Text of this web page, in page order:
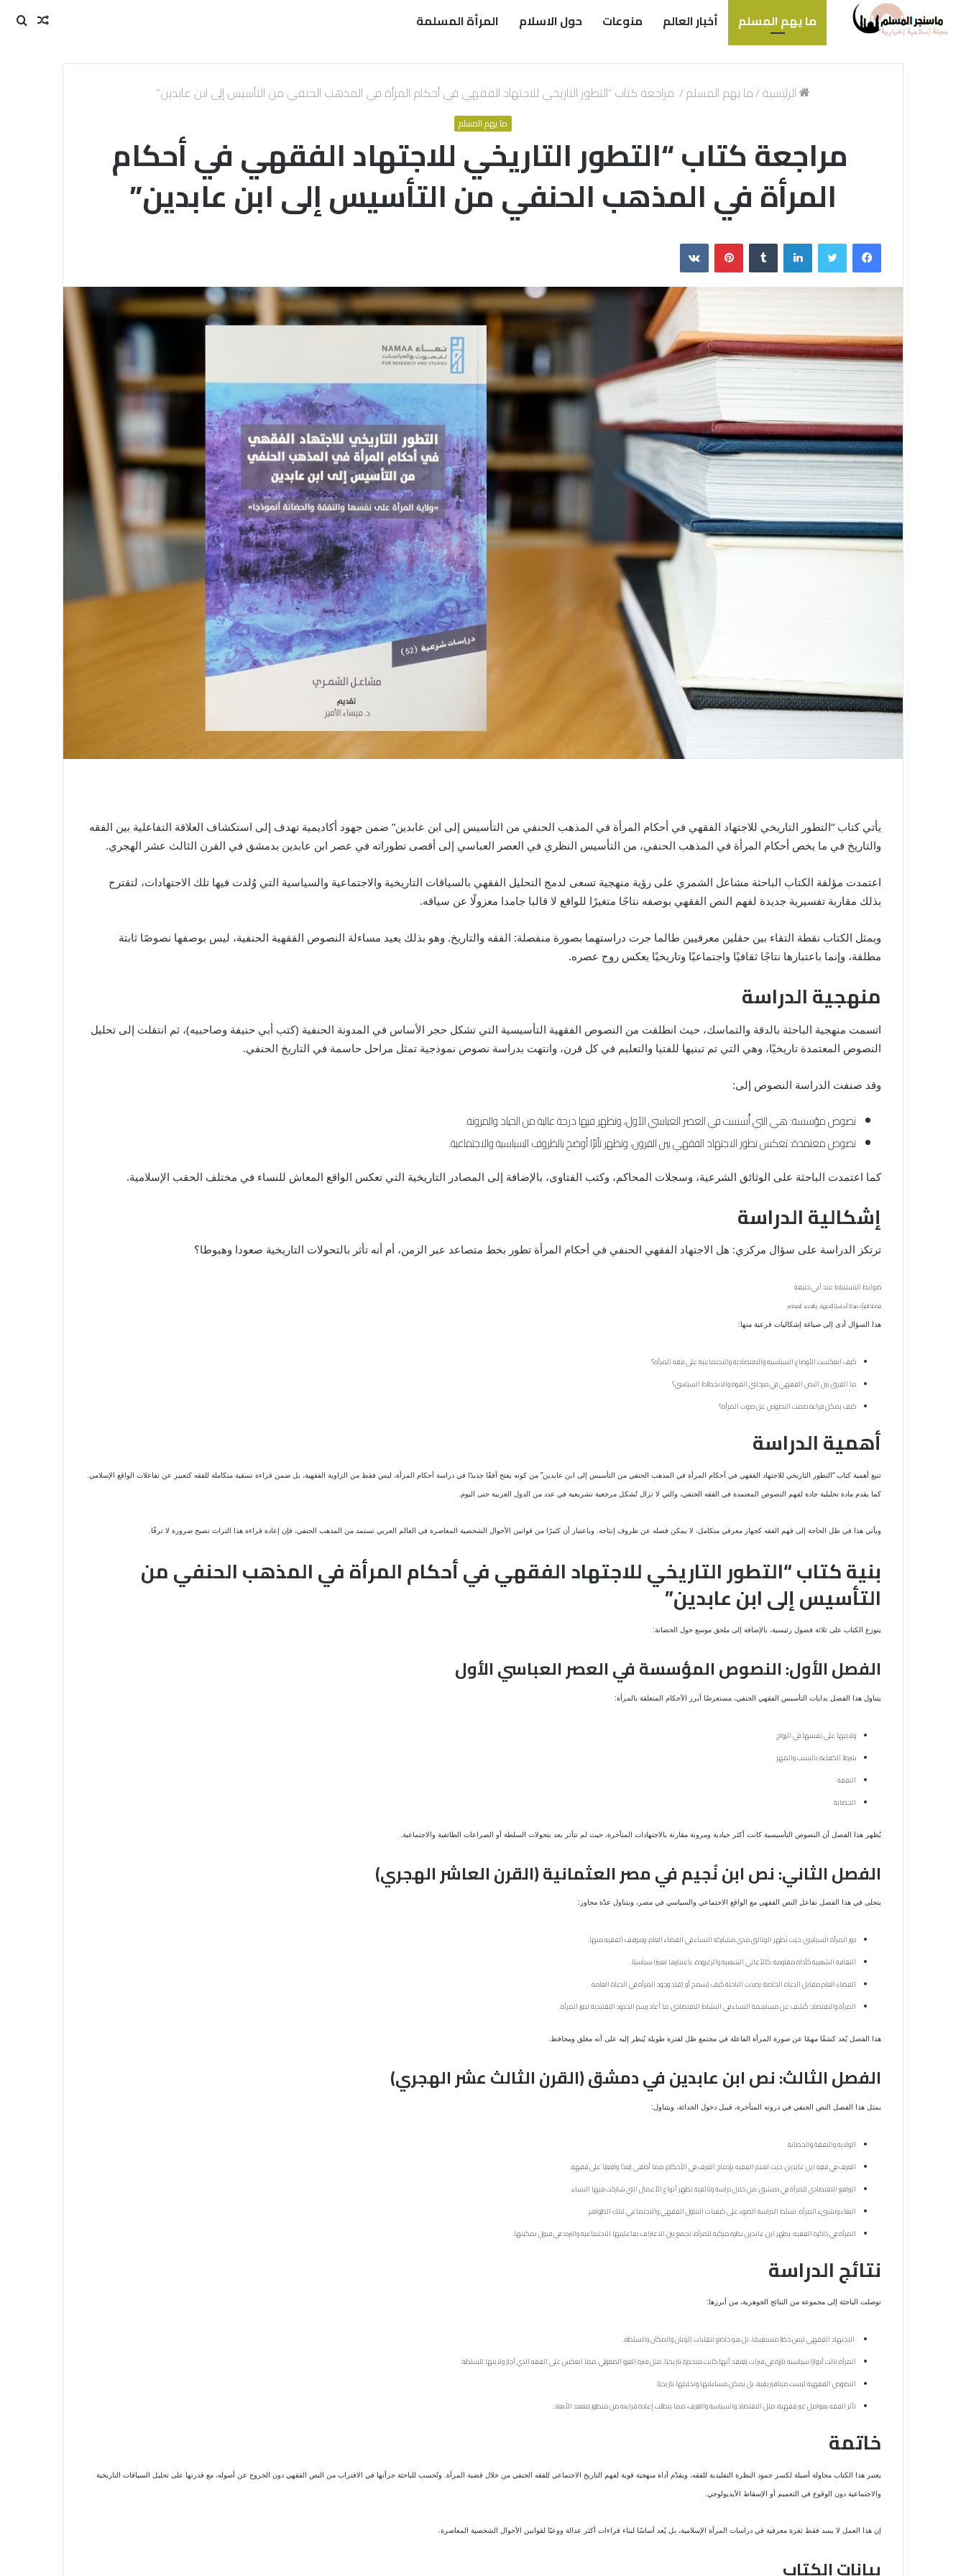
ما يهم المسلم أخبار العالم منوعات حول الاسلام المرأة المسلمة
مقال
الرئيسية/ما يهم المسلم/ مراجعة كتاب “التطور التاريخي للاجتهاد الفقهي في أحكام المرأة في المذهب الحنفي من التأسيس إلى ابن عابدين”
ما يهم المسلم
مراجعة كتاب “التطور التاريخي للاجتهاد الفقهي في أحكام
المرأة في المذهب الحنفي من التأسيس إلى ابن عابدين”
فيسبوكتويتر لينكدإن بينتيريست
يأتي كتاب “التطور التاريخي للاجتهاد الفقهي في أحكام المرأة في المذهب الحنفي من التأسيس إلى ابن عابدين” ضمن جهود أكاديمية تهدف إلى استكشاف العلاقة التفاعلية بين الفقه
والتاريخ في ما يخص أحكام المرأة في المذهب الحنفي، من التأسيس النظري في العصر العباسي إلى أقصى تطوراته في عصر ابن عابدين بدمشق في القرن الثالث عشر الهجري.
اعتمدت مؤلفة الكتاب الباحثة مشاعل الشمري على رؤية منهجية تسعى لدمج التحليل الفقهي بالسياقات التاريخية والاجتماعية والسياسية التي وُلدت فيها تلك الاجتهادات، لتقترح
بذلك مقاربة تفسيرية جديدة لفهم النص الفقهي بوصفه نتاجًا متغيرًا للواقع لا قالبا جامدا معزولًا عن سياقه.
ويمثل الكتاب نقطة التقاء بين حقلين معرفيين طالما جرت دراستهما بصورة منفصلة: الفقه والتاريخ. وهو بذلك يعيد مساءلة النصوص الفقهية الحنفية، ليس بوصفها نصوصًا ثابتة
مطلقة، وإنما باعتبارها نتاجًا ثقافيًا واجتماعيًا وتاريخيًا يعكس روح عصره.
منهجية الدراسة
اتسمت منهجية الباحثة بالدقة والتماسك، حيث انطلقت من النصوص الفقهية التأسيسية التي تشكل حجر الأساس في المدونة الحنفية (كتب أبي حنيفة وصاحبيه)، ثم انتقلت إلى تحليل
النصوص المعتمدة تاريخيًا، وهي التي تم تبنيها للفتيا والتعليم في كل قرن، وانتهت بدراسة نصوص نموذجية تمثل مراحل حاسمة في التاريخ الحنفي.
وقد صنفت الدراسة النصوص إلى:
نصوص مؤسسة: هي التي أُسست في العصر العباسي الأول، وتظهر فيها درجة عالية من الحياد والمرونة.
نصوص معتمدة: تعكس تطور الاجتهاد الفقهي بين القرون، وتظهر تأثرًا أوضح بالظروف السياسية والاجتماعية.
كما اعتمدت الباحثة على الوثائق الشرعية، وسجلات المحاكم، وكتب الفتاوى، بالإضافة إلى المصادر التاريخية التي تعكس الواقع المعاش للنساء في مختلف الحقب الإسلامية.
إشكالية الدراسة
ترتكز الدراسة على سؤال مركزي: هل الاجتهاد الفقهي الحنفي في أحكام المرأة تطور بخط متصاعد عبر الزمن، أم أنه تأثر بالتحولات التاريخية صعودا وهبوطا؟
ضوابط الاستنباط عند أبي حنيفة
قضايا المرأة ميدانًا أساسيًّا للاجتهاد والتجديد المعاصر
هذا السؤال أدى إلى صياغة إشكاليات فرعية منها:
كيف انعكست الأوضاع السياسية والاقتصادية والاجتماعية على فقه المرأة؟
ما الفرق بين النص الفقهي في مرحلتي القوة والانحطاط السياسي؟
كيف يمكن قراءة صمت النصوص عن صوت المرأة؟
أهمية الدراسة
تنبع أهمية كتاب “التطور التاريخي للاجتهاد الفقهي في أحكام المرأة في المذهب الحنفي من التأسيس إلى ابن عابدين” من كونه يفتح أفقًا جديدًا في دراسة أحكام المرأة، ليس فقط من الزاوية الفقهية، بل ضمن قراءة نسقية متكاملة للفقه كتعبير عن تفاعلات الواقع الإسلامي.
كما يقدم مادة تحليلية جادة لفهم النصوص المعتمدة في الفقه الحنفي، والتي لا تزال تُشكل مرجعية تشريعية في عدد من الدول العربية حتى اليوم.
ويأتي هذا في ظل الحاجة إلى فهم الفقه كجهاز معرفي متكامل، لا يمكن فصله عن ظروف إنتاجه. وباعتبار أن كثيرًا من قوانين الأحوال الشخصية المعاصرة في العالم العربي تستمد من المذهب الحنفي، فإن إعادة قراءة هذا التراث تصبح ضرورة لا ترفًا.
بنية كتاب “التطور التاريخي للاجتهاد الفقهي في أحكام المرأة في المذهب الحنفي من
التأسيس إلى ابن عابدين”
يتوزع الكتاب على ثلاثة فصول رئيسية، بالإضافة إلى ملحق موسع حول الحضانة:
الفصل الأول: النصوص المؤسسة في العصر العباسي الأول
يتناول هذا الفصل بدايات التأسيس الفقهي الحنفي، مستعرضًا أبرز الأحكام المتعلقة بالمرأة:
ولايتها على نفسها في الزواج
شرطا الكفاءة بالنسب والمهر
النفقة
الحضانة
يُظهر هذا الفصل أن النصوص التأسيسية كانت أكثر حيادية ومرونة مقارنة بالاجتهادات المتأخرة، حيث لم تتأثر بعد بتحولات السلطة أو الصراعات الطائفية والاجتماعية.
الفصل الثاني: نص ابن نُجيم في مصر العثمانية (القرن العاشر الهجري)
يتجلى في هذا الفصل تفاعل النص الفقهي مع الواقع الاجتماعي والسياسي في مصر، ويتناول عدّة محاور:
دور المرأة السياسي: حيث تُظهر الوثائق مدى مشاركة النساء في الفضاء العام، وموقف الفقيه منها.
الثقافة الشعبية كأداة مقاومة: كالأغاني الشعبية والزغرودة، باعتبارها تعبيرًا سياسيًا.
الفضاء العام مقابل الحياة الخاصة: رصدت الباحثة كيف يُسمح أو يُقيّد وجود المرأة في الحياة العامة.
المرأة والاقتصاد: كُشف عن مساهمة النساء في النشاط الاقتصادي، ما أعاد رسم الحدود التقليدية لدور المرأة.
هذا الفصل يُعد كشفًا مهمًا عن صورة المرأة الفاعلة في مجتمع ظل لفترة طويلة يُنظر إليه على أنه مغلق ومحافظ.
الفصل الثالث: نص ابن عابدين في دمشق (القرن الثالث عشر الهجري)
يمثل هذا الفصل النص الحنفي في ذروته المتأخرة، قبيل دخول الحداثة، ويتناول:
الولاية والنفقة والحضانة
العرف في فقه ابن عابدين: حيث اهتم الفقيه بإدماج العرف في الأحكام، مما أضفى بُعدًا واقعيًا على فقهه.
الواقع الاقتصادي للمرأة في دمشق: من خلال دراسة وثائقية تظهر أنواع الأعمال التي شاركت فيها النساء.
البغاء وتشييء المرأة: تسلط الدراسة الضوء على كيفيات التناول الفقهي والاجتماعي لتلك الظواهر.
المرأة في ذاكرة الفقيه: يظهر ابن عابدين نظرة مركبة للمرأة، تجمع بين الاعتراف بفاعليتها الاجتماعية والتردد في قبول تمكينها.
نتائج الدراسة
توصلت الباحثة إلى مجموعة من النتائج الجوهرية، من أبرزها:
الاجتهاد الفقهي ليس خطًا مستقيمًا، بل هو خاضع لتقلبات الزمان والمكان والسلطة.
المرأة نالت أدوارًا سياسية بارزة في فترات يُعتقد أنها كانت منحدرة تاريخيًا، مثل فترة الغزو المغولي، مما انعكس على الفقه الذي أجاز ولايتها للسلطة.
النصوص الفقهية ليست ميتافيزيقية، بل يمكن مساءلتها وتحليلها تاريخيًا.
تأثر الفقه بعوامل غير فقهية، مثل الاقتصاد والسياسة والعُرف، مما يتطلب إعادة قراءته من منظور متعدد الأبعاد.
خاتمة
يعتبر هذا الكتاب محاولة أصيلة لكسر جمود النظرة التقليدية للفقه، ويقدّم أداة منهجية قوية لفهم التاريخ الاجتماعي للفقه الحنفي من خلال قضية المرأة. وتُحسب للباحثة جرأتها في الاقتراب من النص الفقهي دون الخروج عن أصوله، مع قدرتها على تحليل السياقات التاريخية
والاجتماعية دون الوقوع في التعميم أو الإسقاط الأيديولوجي.
إن هذا العمل لا يسد فقط ثغرة معرفية في دراسات المرأة الإسلامية، بل يُعد أساسًا لبناء قراءات أكثر عدالة ووعيًا لقوانين الأحوال الشخصية المعاصرة.
بيانات الكتاب